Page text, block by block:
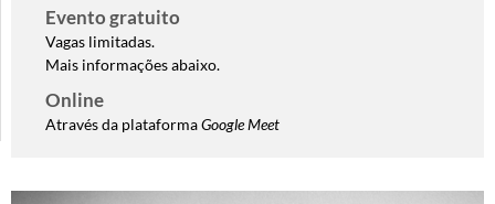
Evento gratuito
Vagas limitadas.
Mais informações abaixo.
Online
Através da plataformaGoogle Meet